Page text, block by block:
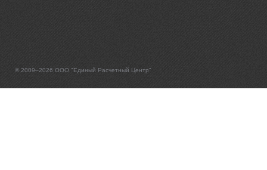
© 2009–2026 ООО "Единый Расчетный Центр"